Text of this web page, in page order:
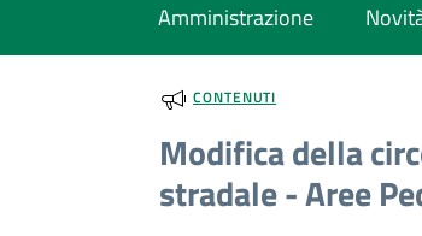
Amministrazione
CONTENUTI
Modifica della
stradale - Aree